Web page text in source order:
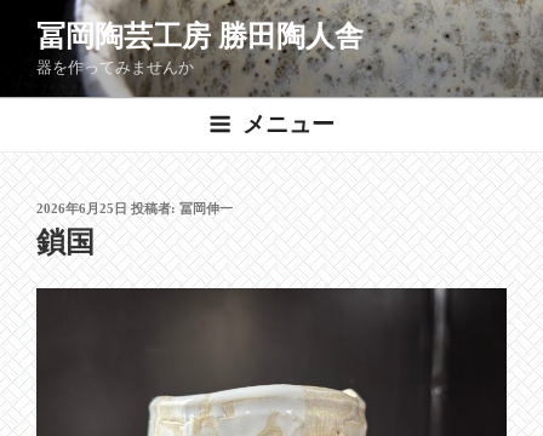
ン
へ
ス
キ
ッ
プ
冨岡陶芸工房 勝田陶人舎
器を作ってみませんか
メニュー
投
稿
日:
2026年6月25日投稿者:冨岡伸一
鎖国